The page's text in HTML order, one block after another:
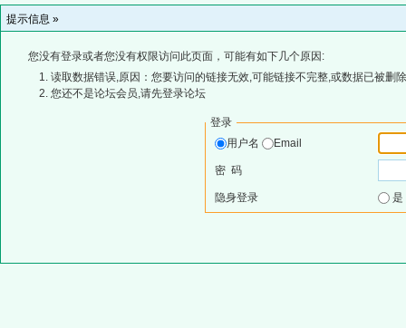
提示信息 »
您没有登录或者您没有权限访问此页面，可能有如下几个原因:
读取数据错误,原因：您要访问的链接无效,可能链接不完整,或数据已被删
您还不是论坛会员,请先登录论坛
登录
用户名
Email
密 码
隐身登录